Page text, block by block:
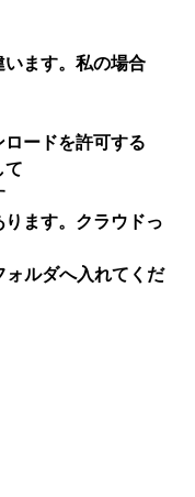
います。私の場合
ードを許可する
て
す
ます。クラウドっ
ルダへ入れてくだ